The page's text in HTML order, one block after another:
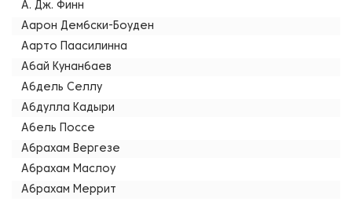
А. Дж. Финн
Аарон Дембски-Боуден
Аарто Паасилинна
Абай Кунанбаев
Абдель Селлу
Абдулла Кадыри
Абель Поссе
Абрахам Вергезе
Абрахам Маслоу
Абрахам Меррит